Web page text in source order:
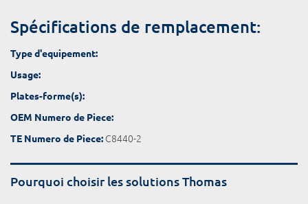
Spécifications de remplacement:
Type d'equipement:
Usage:
Plates-forme(s):
OEM Numero de Piece:
TE Numero de Piece: C8440-2
Pourquoi choisir les solutions Thomas